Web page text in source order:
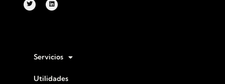
Servicios
Utilidades